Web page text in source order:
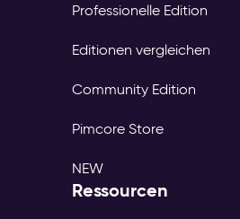
Professionelle Edition
Editionen vergleichen
Community Edition
Pimcore Store
NEW
Ressourcen